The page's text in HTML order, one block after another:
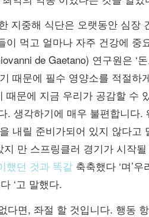
지중해 식단은 오랫동안 심장
먹고 얼마나 자주 건강에 중
de Gaetano) 연구원은 ‘
때문에 필수 영양소를 적절하
문에 지금 우리가 공감할 수
생각하기에 매우 불편합니다.
내릴 준비가되어 있지 않다고
만 스프링클러 경기가 시작
했던 것과 똑같축축했다 ‘며’
‘고 말했다.
면, 좌절 할 것입니다. 행동